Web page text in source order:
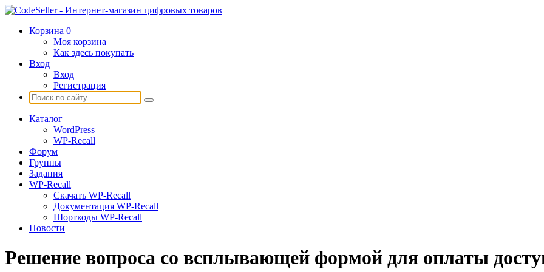
Корзина 0
Моя корзина
Как здесь покупать
Вход
Вход
Регистрация
Каталог
WordPress
WP-Recall
Форум
Группы
Задания
WP-Recall
Скачать WP-Recall
Документация WP-Recall
Шорткоды WP-Recall
Новости
Решение вопроса со всплывающей формой для оплаты